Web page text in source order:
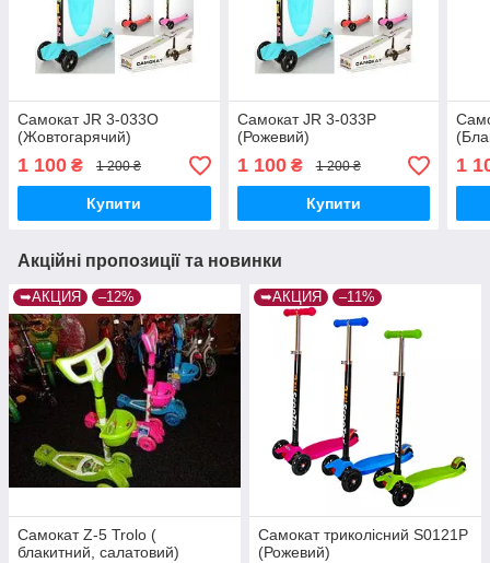
Самокат JR 3-033O
(Жовтогарячий)
1 100 ₴ 1 200 ₴
Купити
Самокат JR 3-033P
(Рожевий)
1 100₴ 1 200 ₴
Купити
1
Акційні пропозиції та новинки
➥АКЦИЯ –12%
Самокат Z-5 Trolo (
блакитний, салатовий)
➥АКЦИЯ –11%
Самокат триколісний S0121P
(Рожевий)